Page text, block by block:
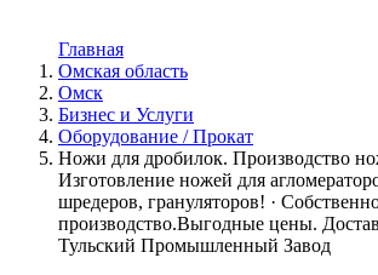
Главная
Омская область
Омск
Бизнес и Услуги
Оборудование / Прокат
Ножи для дробилок. Производство
Изготовление ножей для
шредеров, грануляторов! ·
производство.Выгодные цены.
Тульский Промышленный Завод